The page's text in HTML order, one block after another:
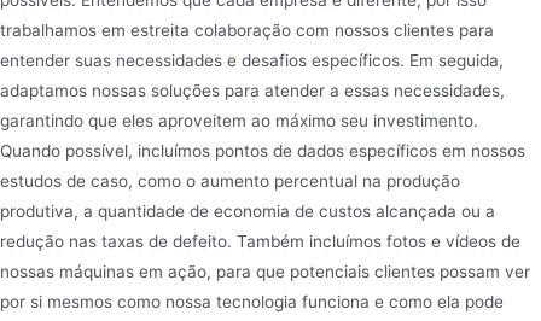
trabalhamos em estreita colaboração com nossos clientes para
entender suas necessidades e desafios específicos. Em seguida,
adaptamos nossas soluções para atender a essas necessidades,
garantindo que eles aproveitem ao máximo seu investimento.
Quando possível, incluímos pontos de dados específicos em nossos
estudos de caso, como o aumento percentual na produção
produtiva, a quantidade de economia de custos alcançada ou a
redução nas taxas de defeito. Também incluímos fotos e vídeos de
nossas máquinas em ação, para que potenciais clientes possam ver
por si mesmos como nossa tecnologia funciona e como ela pode